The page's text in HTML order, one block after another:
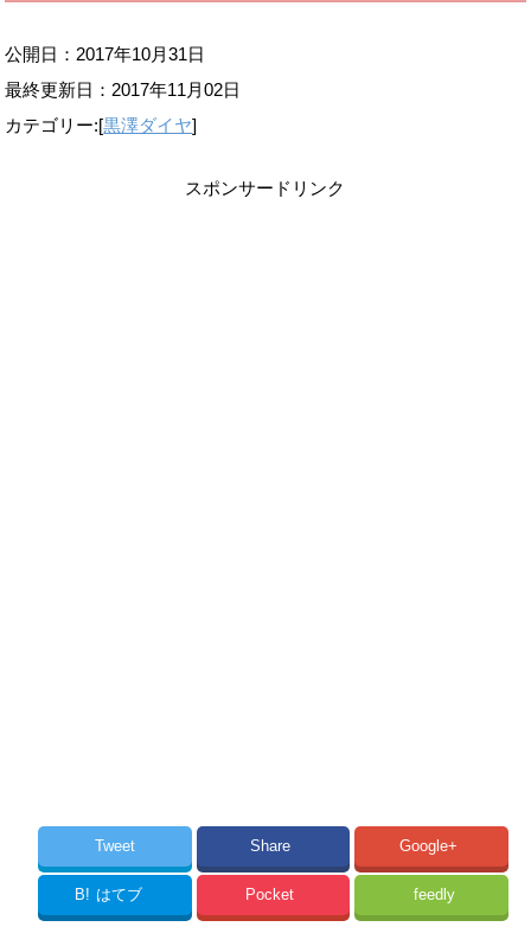
公開日：2017年10月31日
最終更新日： 2017年11月02日
カテゴリー:[黒澤ダイヤ]
スポンサードリンク
Tweet Share Google+
B! はてブ Pocket feedly